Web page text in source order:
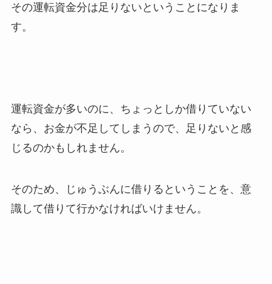
その運転資金分は足りないということになりま
す。
運転資金が多いのに、ちょっとしか借りていない
なら、お金が不足してしまうので、足りないと感
じるのかもしれません。
そのため、じゅうぶんに借りるということを、意
識して借りて行かなければいけません。